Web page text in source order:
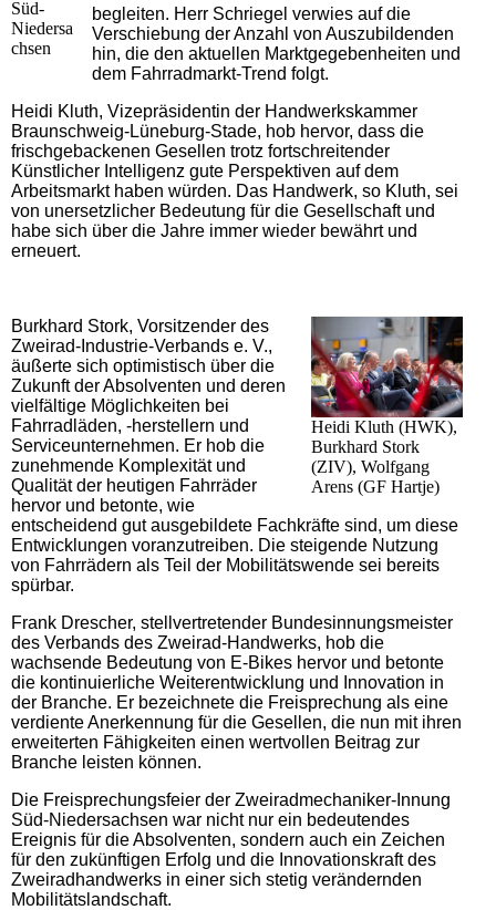
Süd-
Niedersa
chsen
begleiten. Herr Schriegel verwies auf die
Verschiebung der Anzahl von Auszubildenden
hin, die den aktuellen Marktgegebenheiten und
dem Fahrradmarkt-Trend folgt.
Heidi Kluth, Vizepräsidentin der Handwerkskammer
Braunschweig-Lüneburg-Stade, hob hervor, dass die
frischgebackenen Gesellen trotz fortschreitender
Künstlicher Intelligenz gute Perspektiven auf dem
Arbeitsmarkt haben würden. Das Handwerk, so Kluth, sei
von unersetzlicher Bedeutung für die Gesellschaft und
habe sich über die Jahre immer wieder bewährt und
erneuert.
Heidi Kluth (HWK),
Burkhard Stork
(ZIV), Wolfgang
Arens (GF Hartje)
Burkhard Stork, Vorsitzender des
Zweirad-Industrie-Verbands e. V.,
äußerte sich optimistisch über die
Zukunft der Absolventen und deren
vielfältige Möglichkeiten bei
Fahrradläden, -herstellern und
Serviceunternehmen. Er hob die
zunehmende Komplexität und
Qualität der heutigen Fahrräder
hervor und betonte, wie
entscheidend gut ausgebildete Fachkräfte sind, um diese
Entwicklungen voranzutreiben. Die steigende Nutzung
von Fahrrädern als Teil der Mobilitätswende sei bereits
spürbar.
Frank Drescher, stellvertretender Bundesinnungsmeister
des Verbands des Zweirad-Handwerks, hob die
wachsende Bedeutung von E-Bikes hervor und betonte
die kontinuierliche Weiterentwicklung und Innovation in
der Branche. Er bezeichnete die Freisprechung als eine
verdiente Anerkennung für die Gesellen, die nun mit ihren
erweiterten Fähigkeiten einen wertvollen Beitrag zur
Branche leisten können.
Die Freisprechungsfeier der Zweiradmechaniker-Innung
Süd-Niedersachsen war nicht nur ein bedeutendes
Ereignis für die Absolventen, sondern auch ein Zeichen
für den zukünftigen Erfolg und die Innovationskraft des
Zweiradhandwerks in einer sich stetig verändernden
Mobilitätslandschaft.